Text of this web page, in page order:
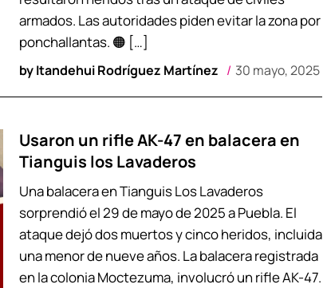
byItandehui Rodríguez Martínez 30 mayo, 2025
armados. Las autoridades piden evitar la zona por
ponchallantas. 🟠 […]
Usaron un rifle AK-47 en balacera en
Tianguis los Lavaderos
Una balacera en Tianguis Los Lavaderos
sorprendió el 29 de mayo de 2025 a Puebla. El
ataque dejó dos muertos y cinco heridos, incluida
una menor de nueve años. La balacera registrada
en la colonia Moctezuma, involucró un rifle AK-47.